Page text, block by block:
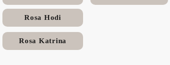
Rosa Hodi
Rosa Katrina